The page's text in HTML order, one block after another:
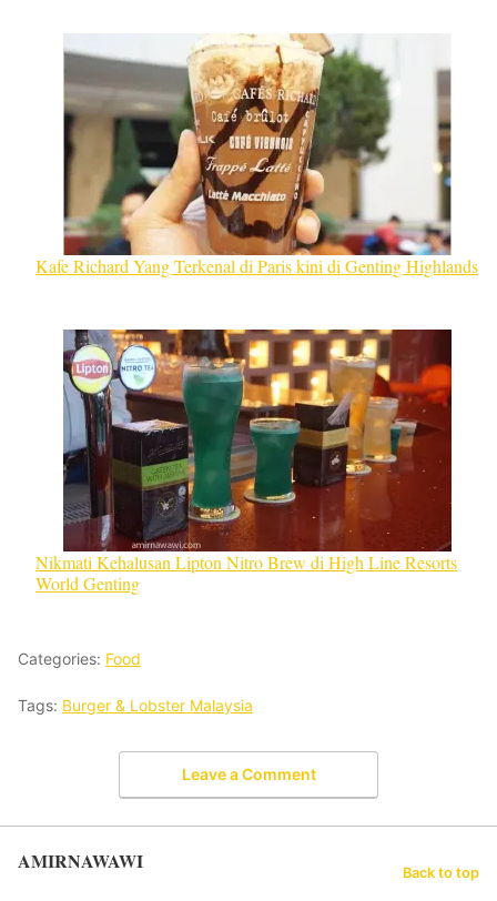
Kafe Richard Yang Terkenal di Paris kini di Genting Highlands
Nikmati Kehalusan Lipton Nitro Brew di High Line Resorts
World Genting
Categories: Food
Tags: Burger & Lobster Malaysia
Leave a Comment
AMIRNAWAWI Back to top